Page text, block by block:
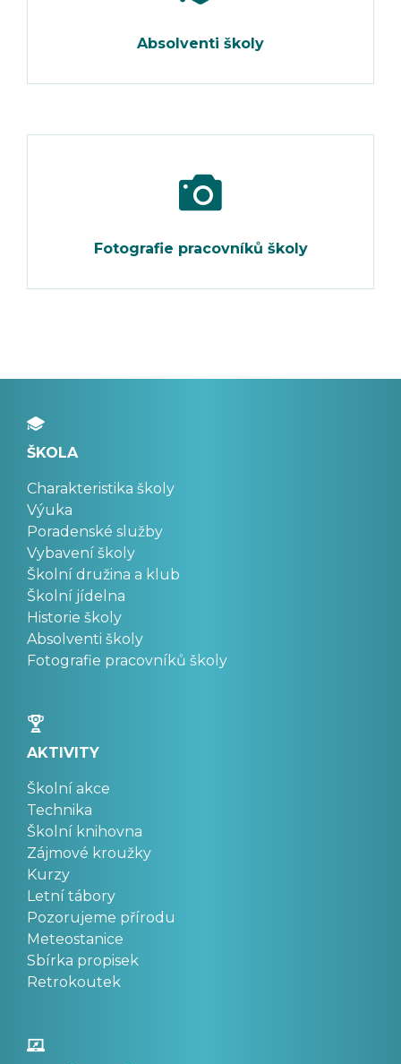
Absolventi školy
Fotografie pracovníků školy
ŠKOLA
Charakteristika školy
Výuka
Poradenské služby
Vybavení školy
Školní družina a klub
Školní jídelna
Historie školy
Absolventi školy
Fotografie pracovníků školy
AKTIVITY
Školní akce
Technika
Školní knihovna
Zájmové kroužky
Kurzy
Letní tábory
Pozorujeme přírodu
Meteostanice
Sbírka propisek
Retrokoutek